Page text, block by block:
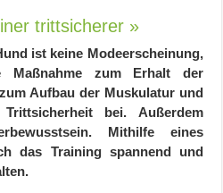
trittsicherer »
ist keine Modeerscheinung,
Maßnahme zum Erhalt der
Aufbau der Muskulatur und
bei. Außerdem
Mithilfe eines
das Training spannend und